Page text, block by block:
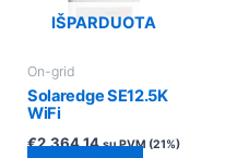
IŠPARDUOTA
On-grid
Solaredge SE12.5K
WiFi
€2,364.14 su PVM (21%)